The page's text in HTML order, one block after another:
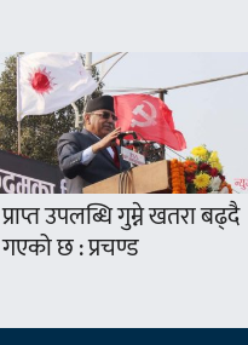
प्राप्त उपलब्धि गुम्ने खतरा बढ्दै
गएको छ : प्रचण्ड